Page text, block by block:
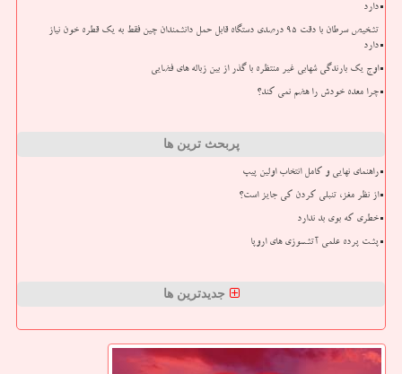
دارد
تشخیص سرطان با دقت ۹۵ درصدی دستگاه قابل حمل دانشمندان چین فقط به یک قطره خون نیاز
دارد
اوج یک بارندگی شهابی غیر منتظره با گذر از بین زباله های فضایی
چرا معده خودش را هضم نمی کند؟
پربحث ترین ها
راهنمای نهایی و کامل انتخاب اولین پیپ
از نظر مغز، تنبلی کردن کی جایز است؟
خطری که بوی بد ندارد
پشت پرده علمی آتشسوزی های اروپا
جدیدترین ها